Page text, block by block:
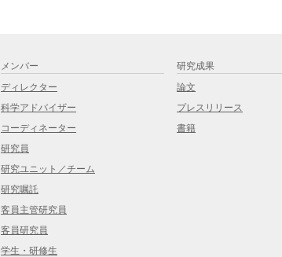
メンバー
ディレクター
科学アドバイザー
コーディネーター
研究員
研究ユニット／チーム
研究嘱託
客員主管研究員
客員研究員
学生・研修生
研究成果
論文
プレスリリース
書籍